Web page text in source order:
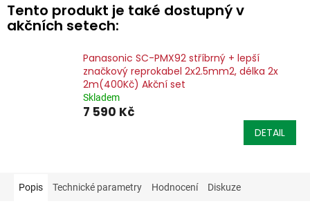
Tento produkt je také dostupný v
akčních setech:
Panasonic SC-PMX92 stříbrný + lepší
značkový reprokabel 2x2.5mm2, délka 2x
2m(400Kč) Akční set
Skladem
7 590 Kč
DETAIL
Popis Technické parametry Hodnocení Diskuze